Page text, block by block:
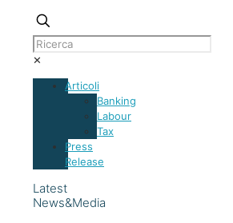
✕
Articoli
Banking
Labour
Tax
Press
Release
Latest
News&Media